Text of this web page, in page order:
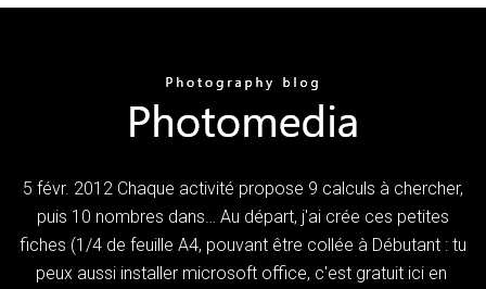
5 févr. 2012 Chaque activité propose 9 calculs à chercher,
puis 10 nombres dans… Au départ, j'ai crée ces petites
fiches (1/4 de feuille A4, pouvant être collée à Débutant : tu
peux aussi installer microsoft office, c'est gratuit ici en